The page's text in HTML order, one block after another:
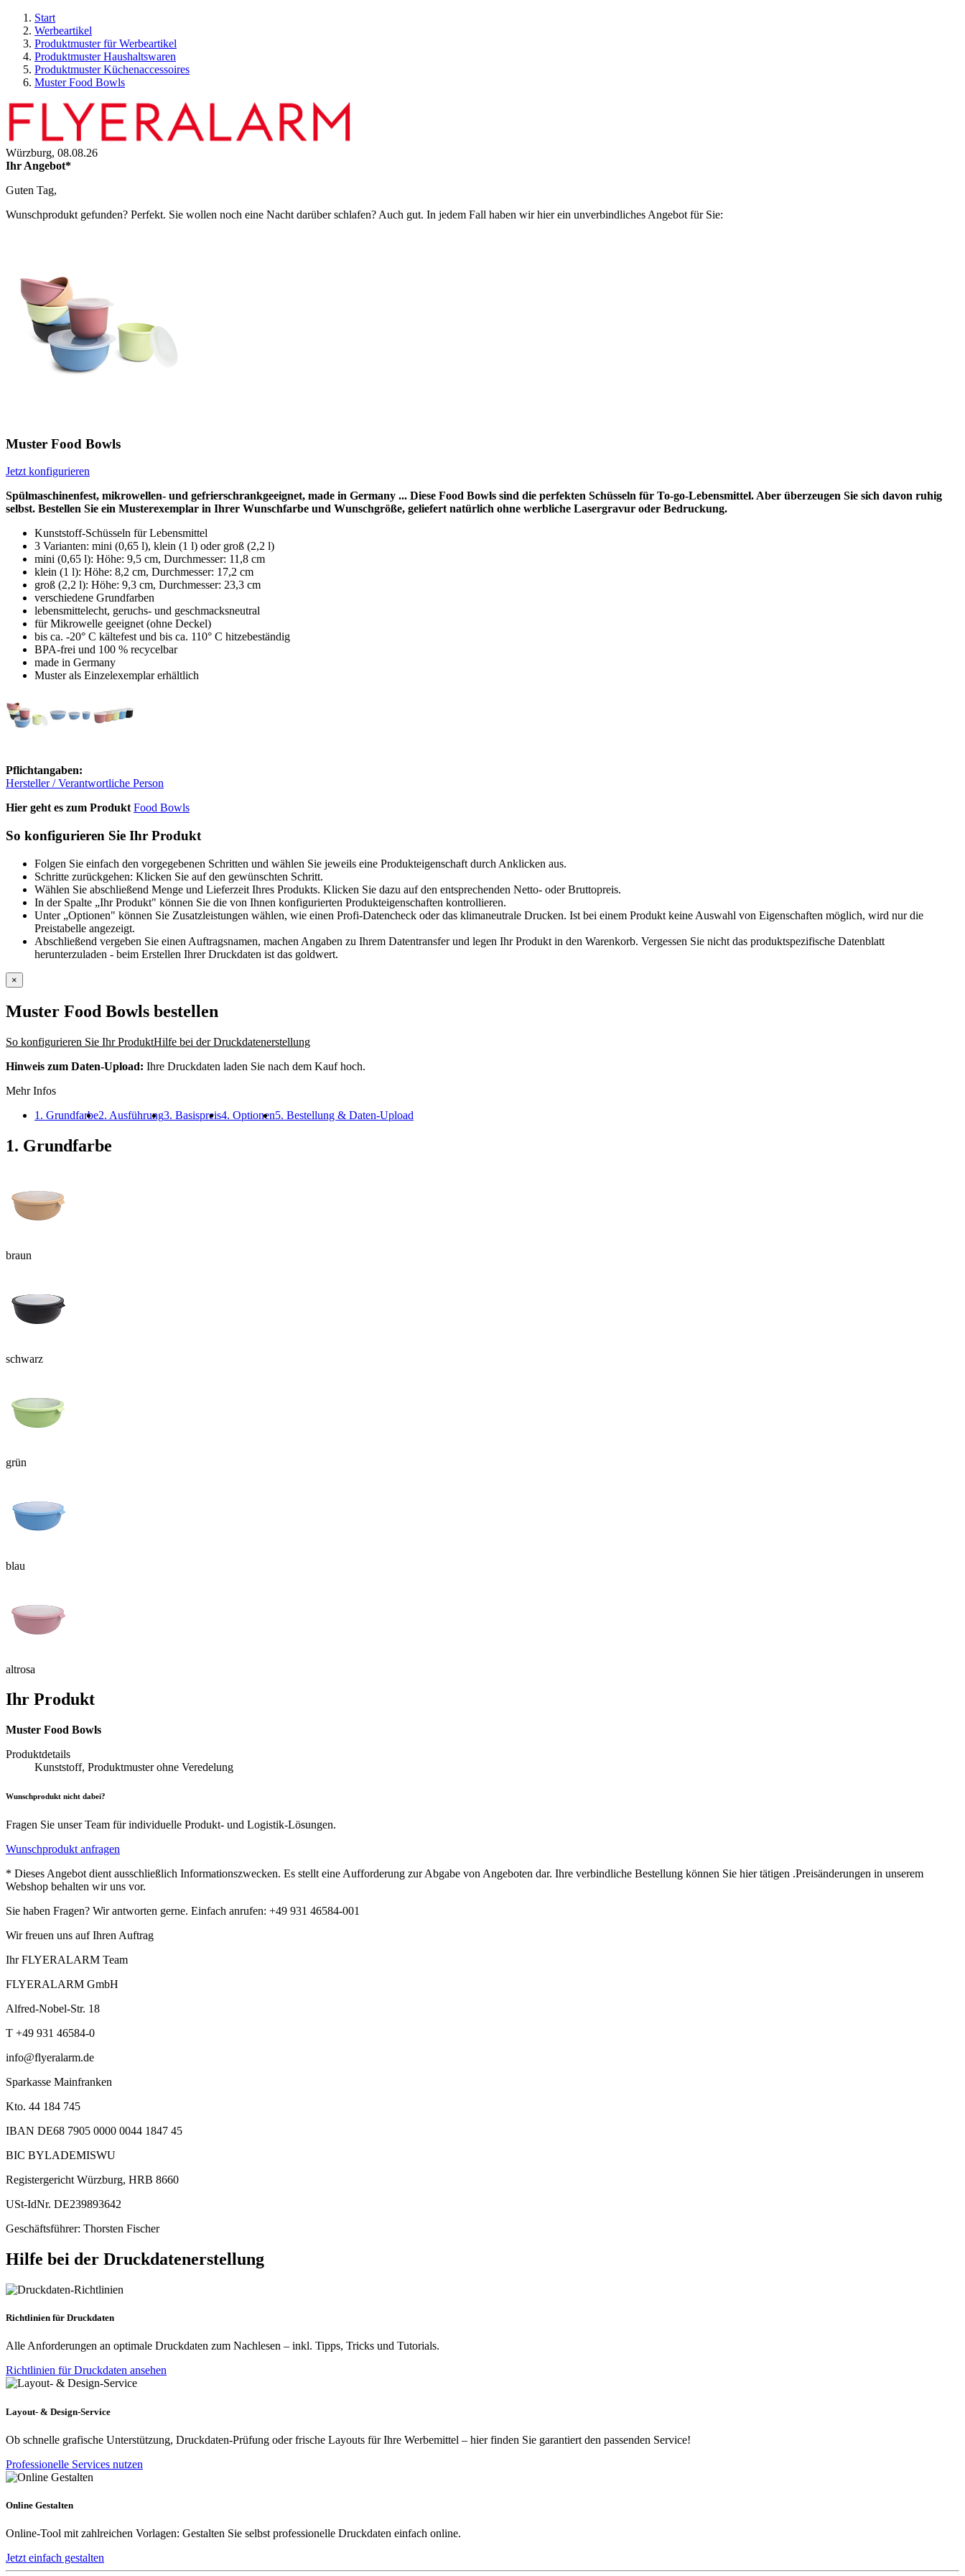
Start
Werbeartikel
Produktmuster für Werbeartikel
Produktmuster Haushaltswaren
Produktmuster Küchenaccessoires
Muster Food Bowls
Würzburg, 08.08.26
Ihr Angebot*
Guten Tag,
Wunschprodukt gefunden? Perfekt. Sie wollen noch eine Nacht darüber schlafen? Auch gut. In jedem Fall haben wir hier ein unverbindliches Angebot für Sie:
Muster Food Bowls
Jetzt konfigurieren
Spülmaschinenfest, mikrowellen- und gefrierschrankgeeignet, made in Germany ... Diese Food Bowls sind die perfekten Schüsseln für To-go-Lebensmittel. Aber überzeugen Sie sich davon ruhig
selbst. Bestellen Sie ein Musterexemplar in Ihrer Wunschfarbe und Wunschgröße, geliefert natürlich ohne werbliche Lasergravur oder Bedruckung.
Kunststoff-Schüsseln für Lebensmittel
3 Varianten: mini (0,65 l), klein (1 l) oder groß (2,2 l)
mini (0,65 l): Höhe: 9,5 cm, Durchmesser: 11,8 cm
klein (1 l): Höhe: 8,2 cm, Durchmesser: 17,2 cm
groß (2,2 l): Höhe: 9,3 cm, Durchmesser: 23,3 cm
verschiedene Grundfarben
lebensmittelecht, geruchs- und geschmacksneutral
für Mikrowelle geeignet (ohne Deckel)
bis ca. -20° C kältefest und bis ca. 110° C hitzebeständig
BPA-frei und 100 % recycelbar
made in Germany
Muster als Einzelexemplar erhältlich
Pflichtangaben:
Hersteller / Verantwortliche Person
Hier geht es zum Produkt Food Bowls
So konfigurieren Sie Ihr Produkt
Folgen Sie einfach den vorgegebenen Schritten und wählen Sie jeweils eine Produkteigenschaft durch Anklicken aus.
Schritte zurückgehen: Klicken Sie auf den gewünschten Schritt.
Wählen Sie abschließend Menge und Lieferzeit Ihres Produkts. Klicken Sie dazu auf den entsprechenden Netto- oder Bruttopreis.
In der Spalte „Ihr Produkt" können Sie die von Ihnen konfigurierten Produkteigenschaften kontrollieren.
Unter „Optionen" können Sie Zusatzleistungen wählen, wie einen Profi-Datencheck oder das klimaneutrale Drucken. Ist bei einem Produkt keine Auswahl von Eigenschaften möglich, wird nur die
Preistabelle angezeigt.
Abschließend vergeben Sie einen Auftragsnamen, machen Angaben zu Ihrem Datentransfer und legen Ihr Produkt in den Warenkorb. Vergessen Sie nicht das produktspezifische Datenblatt
herunterzuladen - beim Erstellen Ihrer Druckdaten ist das goldwert.
×
Muster Food Bowls bestellen
So konfigurieren Sie Ihr ProduktHilfe bei der Druckdatenerstellung
Hinweis zum Daten-Upload: Ihre Druckdaten laden Sie nach dem Kauf hoch.
Mehr Infos
1. Grundfarbe2. Ausführung3. Basispreis4. Optionen5. Bestellung & Daten-Upload
1. Grundfarbe
braun
schwarz
grün
blau
altrosa
Ihr Produkt
Muster Food Bowls
Produktdetails
Kunststoff, Produktmuster ohne Veredelung
Wunschprodukt nicht dabei?
Fragen Sie unser Team für individuelle Produkt- und Logistik-Lösungen.
Wunschprodukt anfragen
* Dieses Angebot dient ausschließlich Informationszwecken. Es stellt eine Aufforderung zur Abgabe von Angeboten dar. Ihre verbindliche Bestellung können Sie hier tätigen .Preisänderungen in unserem
Webshop behalten wir uns vor.
Sie haben Fragen? Wir antworten gerne. Einfach anrufen: +49 931 46584-001
Wir freuen uns auf Ihren Auftrag
Ihr FLYERALARM Team
FLYERALARM GmbH
Alfred-Nobel-Str. 18
T +49 931 46584-0
info@flyeralarm.de
Sparkasse Mainfranken
Kto. 44 184 745
IBAN DE68 7905 0000 0044 1847 45
BIC BYLADEMISWU
Registergericht Würzburg, HRB 8660
USt-IdNr. DE239893642
Geschäftsführer: Thorsten Fischer
Hilfe bei der Druckdatenerstellung
Richtlinien für Druckdaten
Alle Anforderungen an optimale Druckdaten zum Nachlesen – inkl. Tipps, Tricks und Tutorials.
Richtlinien für Druckdaten ansehen
Layout- & Design-Service
Ob schnelle grafische Unterstützung, Druckdaten-Prüfung oder frische Layouts für Ihre Werbemittel – hier finden Sie garantiert den passenden Service!
Professionelle Services nutzen
Online Gestalten
Online-Tool mit zahlreichen Vorlagen: Gestalten Sie selbst professionelle Druckdaten einfach online.
Jetzt einfach gestalten